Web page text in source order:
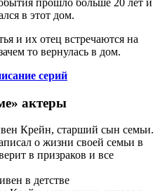
прошло больше 20 лет и
в этот дом.
и их отец встречаются на
то вернулась в дом.
серий
актеры
Крейн, старший сын семьи.
о жизни своей семьи в
в призраков и все
в детстве